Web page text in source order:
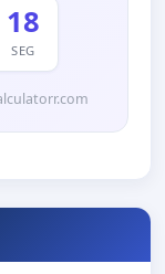
18
SEG